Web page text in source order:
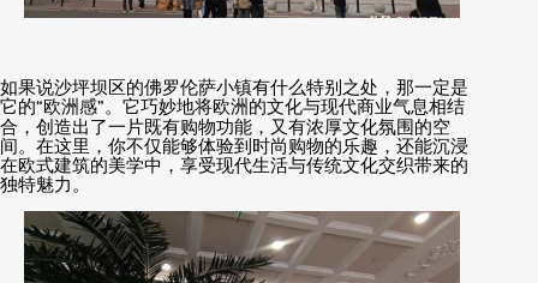
如果说沙坪坝区的佛罗伦萨小镇有什么特别之处，那一定是
它的“欧洲感”。它巧妙地将欧洲的文化与现代商业气息相结
合，创造出了一片既有购物功能，又有浓厚文化氛围的空
间。在这里，你不仅能够体验到时尚购物的乐趣，还能沉浸
在欧式建筑的美学中，享受现代生活与传统文化交织带来的
独特魅力。